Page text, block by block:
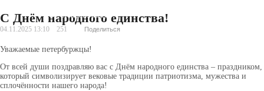
Поиск по сайту
С Днём народного единства!
04.11.2025 13:10 251 Поделиться
Уважаемые петербуржцы!
От всей души поздравляю вас с Днём народного единства – праздником,
который символизирует вековые традиции патриотизма, мужества и
сплочённости нашего народа!